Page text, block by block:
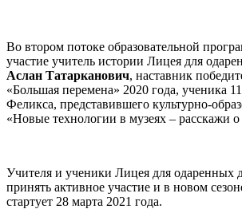
Во втором потоке образовательной
участие учитель истории Лицея для
Аслан Татарканович, наставник
«Большая перемена» 2020 года, ученика
Феликса, представившего культурно-
«Новые технологии в музеях – расскажи о
Учителя и ученики Лицея для одаренных
принять активное участие и в новом
стартует 28 марта 2021 года.